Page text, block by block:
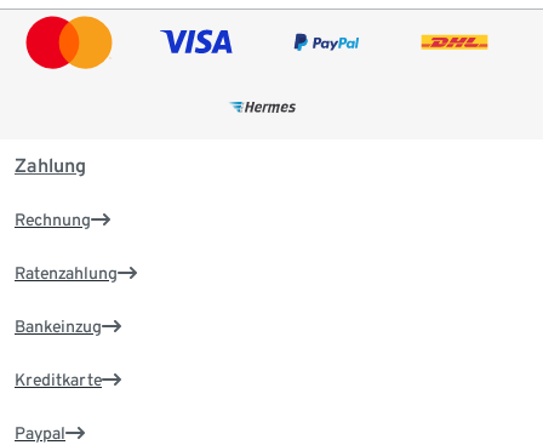
Zahlung
Rechnung
Ratenzahlung
Bankeinzug
Kreditkarte
Paypal